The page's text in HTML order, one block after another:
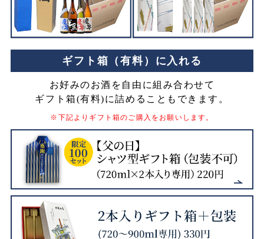
ギフト箱（有料）に入れる
お好みのお酒を自由に組み合わせて
ギフト箱(有料)に詰めることもできます。
※下記よりギフト箱のご購入をお願いします。